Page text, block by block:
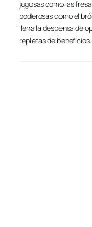
jugosas como las
poderosas como el
llena la despensa de
repletas de beneficios.